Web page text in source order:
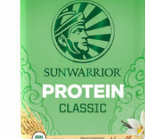
GLACÉ